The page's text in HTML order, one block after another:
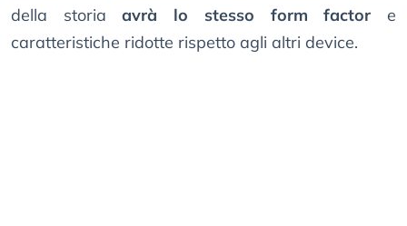
della storiaavrà lo stesso form factor e
caratteristiche ridotte rispetto agli altri device.